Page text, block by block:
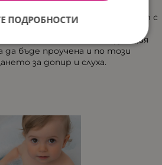
– основните мотиви
когато влязат в контакт с
са изпълнени с висок
Допълнителната функция
да бъде проучена и по този
за допир и слуха.
ПОДРОБНОСТИ